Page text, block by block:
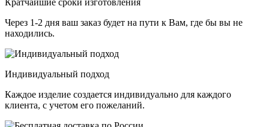
Кратчайшие сроки изготовления
Через 1-2 дня ваш заказ будет на пути к Вам, где бы вы не
находились.
Индивидуальный подход
Каждое изделие создается индивидуально для каждого
клиента, с учетом его пожеланий.